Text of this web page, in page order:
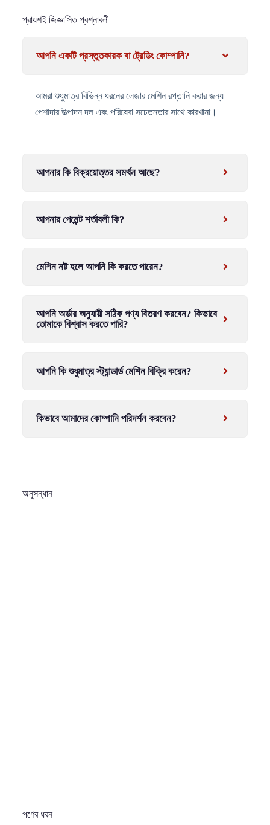
প্রায়শই জিজ্ঞাসিত প্রশ্নাবলী
আপনি একটি প্রস্তুতকারক বা ট্রেডিং কোম্পানি?
আমরা শুধুমাত্র বিভিন্ন ধরনের লেজার মেশিন রপ্তানি করার জন্য
পেশাদার উত্পাদন দল এবং পরিষেবা সচেতনতার সাথে কারখানা।
আপনার কি বিক্রয়োত্তর সমর্থন আছে?
আপনার পেমেন্ট শর্তাবলী কি?
মেশিন নষ্ট হলে আপনি কি করতে পারেন?
আপনি অর্ডার অনুযায়ী সঠিক পণ্য বিতরণ করবেন? কিভাবে
তোমাকে বিশ্বাস করতে পারি?
আপনি কি শুধুমাত্র স্ট্যান্ডার্ড মেশিন বিক্রি করেন?
কিভাবে আমাদের কোম্পানি পরিদর্শন করবেন?
অনুসন্ধান
পণের ধরন